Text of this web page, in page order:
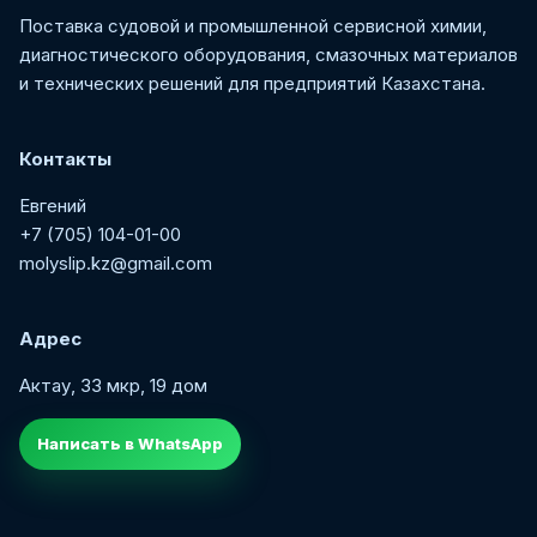
Поставка судовой и промышленной сервисной химии,
диагностического оборудования, смазочных материалов
и технических решений для предприятий Казахстана.
Контакты
Евгений
+7 (705) 104-01-00
molyslip.kz@gmail.com
Адрес
Актау, 33 мкр, 19 дом
Написать в WhatsApp